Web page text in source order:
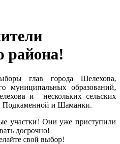
района!
глав города Шелехова,
муниципальных образований,
и нескольких сельских
Подкаменной и Шаманки.
участки! Они уже приступили
досрочно!
свой выбор!